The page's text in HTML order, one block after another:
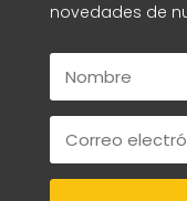
novedades de